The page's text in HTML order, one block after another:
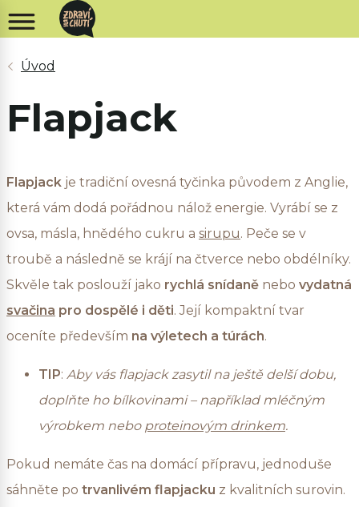
Flapjack
Flapjack je tradiční ovesná tyčinka původem z Anglie,
která vám dodá pořádnou nálož energie. Vyrábí se z
ovsa, másla, hnědého cukru a sirupu. Peče se v
troubě a následně se krájí na čtverce nebo obdélníky.
Skvěle tak poslouží jako rychlá snídaně nebo vydatná
svačina pro dospělé i děti. Její kompaktní tvar
oceníte především na výletech a túrách.
TIP: Aby vás flapjack zasytil na ještě delší dobu,
doplňte ho bílkovinami – například mléčným
výrobkem nebo proteinovým drinkem.
Pokud nemáte čas na domácí přípravu, jednoduše
sáhněte po trvanlivém flapjacku z kvalitních surovin.